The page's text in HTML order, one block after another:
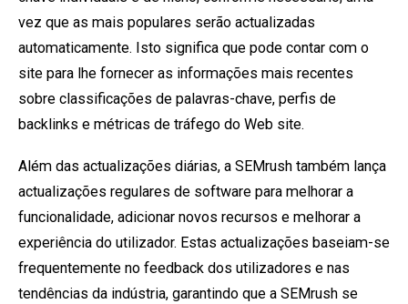
vez que as mais populares serão actualizadas
automaticamente. Isto significa que pode contar com o
site para lhe fornecer as informações mais recentes
sobre classificações de palavras-chave, perfis de
backlinks e métricas de tráfego do Web site.
Além das actualizações diárias, a SEMrush também lança
actualizações regulares de software para melhorar a
funcionalidade, adicionar novos recursos e melhorar a
experiência do utilizador. Estas actualizações baseiam-se
frequentemente no feedback dos utilizadores e nas
tendências da indústria, garantindo que a SEMrush se